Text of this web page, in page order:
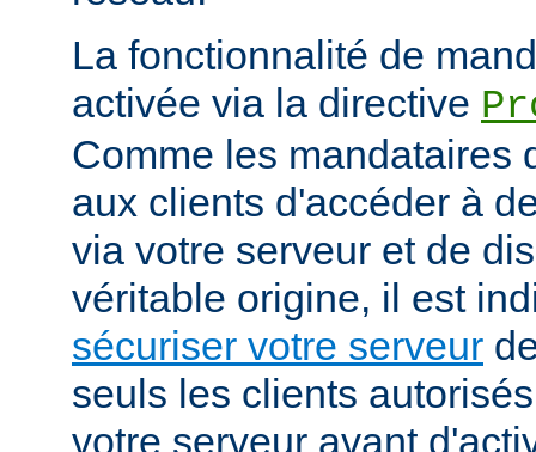
La fonctionnalité de
activée via la directive
Comme les mandataires
aux clients d'accéder à
via votre serveur et de
véritable origine, il est
sécuriser votre serveur
seuls les clients
votre serveur avant